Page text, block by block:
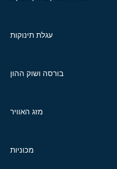
עגלת תינוקות
בורסה ושוק ההון
מזג האוויר
מכוניות